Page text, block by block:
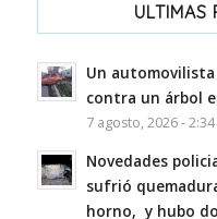
ULTIMAS
Un
contra un árbol
7 agosto, 2026 -
Novedades
sufrió
horno, y hubo